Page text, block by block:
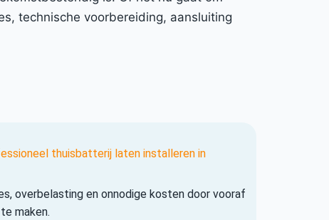
technische voorbereiding, aansluiting
thuisbatterij laten installeren in
overbelasting en onnodige kosten door vooraf
maken.